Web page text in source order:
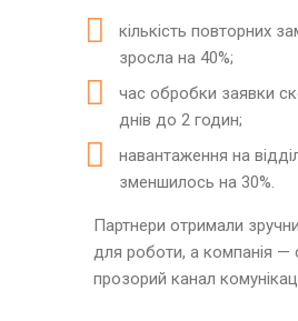
кількість повторних
зросла на 40%;
час обробки заявки
днів до 2 годин;
навантаження на
зменшилось на 30%.
Партнери отримали
для роботи, а компанія —
прозорий канал